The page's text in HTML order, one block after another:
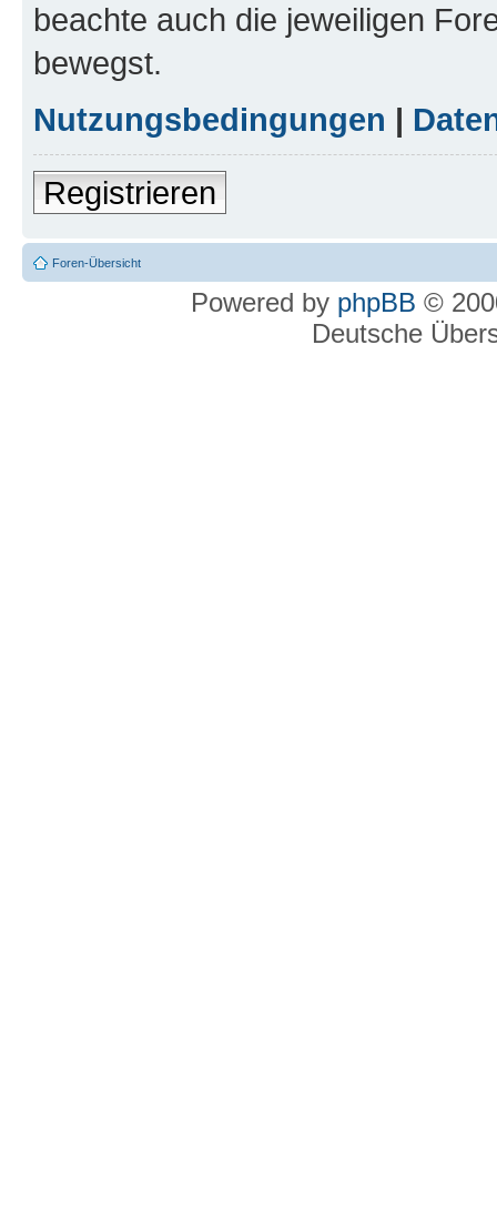
beachte auch die jeweiligen
bewegst.
Nutzungsbedingungen |
Registrieren
Foren-Übersicht
Powered by phpBB ©
Deutsche